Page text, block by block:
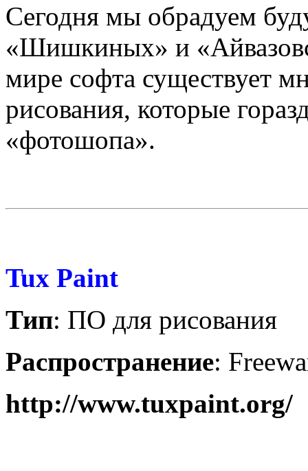
Сегодня мы обрадуем
«Шишкиных» и
мире софта существует
рисования, которые
«фотошопа».
Tux Paint
Тип: ПО для рисования
Распространение:
http://www.tuxpaint.org/